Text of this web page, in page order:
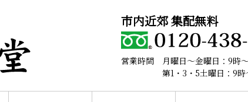
市内近郊 集配無料
営業時間 月曜日～金曜日：9時
第1・3・5土曜日：9時